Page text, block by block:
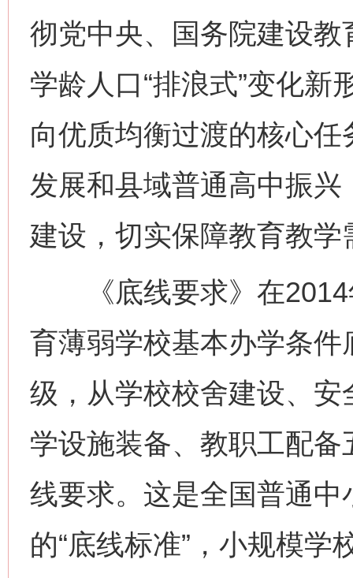
彻党中央、国务院建设
学龄人口“排浪式”变化
向优质均衡过渡的核心
发展和县域普通高中振
建设，切实保障教育教
《底线要求》在2014
育薄弱学校基本办学条
级，从学校校舍建设、
学设施装备、教职工配
线要求。这是全国普通
的“底线标准”，小规模